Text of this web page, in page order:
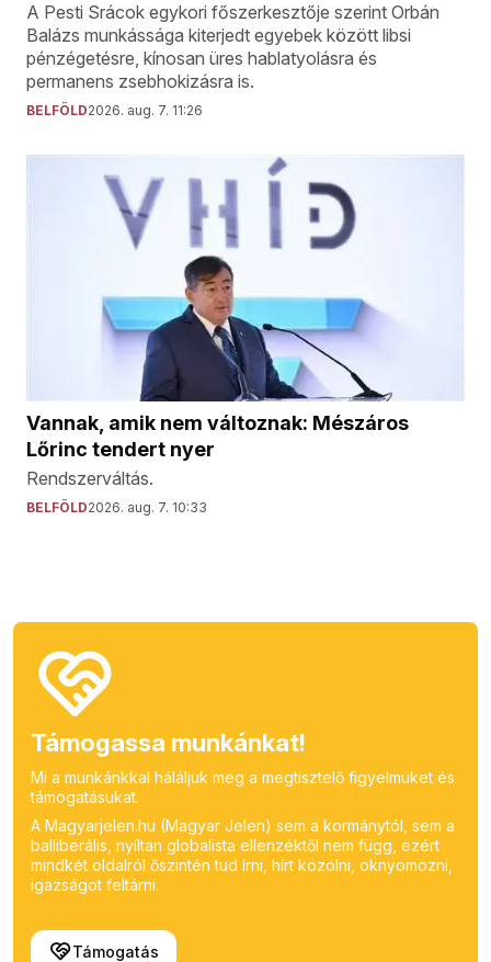
A Pesti Srácok egykori főszerkesztője szerint Orbán
Balázs munkássága kiterjedt egyebek között libsi
pénzégetésre, kínosan üres hablatyolásra és
permanens zsebhokizásra is.
BELFÖLD2026. aug. 7. 11:26
Vannak, amik nem változnak: Mészáros
Lőrinc tendert nyer
Rendszerváltás.
BELFÖLD2026. aug. 7. 10:33
Támogassa munkánkat!
Mi a munkánkkal háláljuk meg a megtisztelő figyelmüket és
támogatásukat.
A Magyarjelen.hu (Magyar Jelen) sem a kormánytól, sem a
balliberális, nyíltan globalista ellenzéktől nem függ, ezért
mindkét oldalról őszintén tud írni, hírt közölni, oknyomozni,
igazságot feltárni.
Támogatás